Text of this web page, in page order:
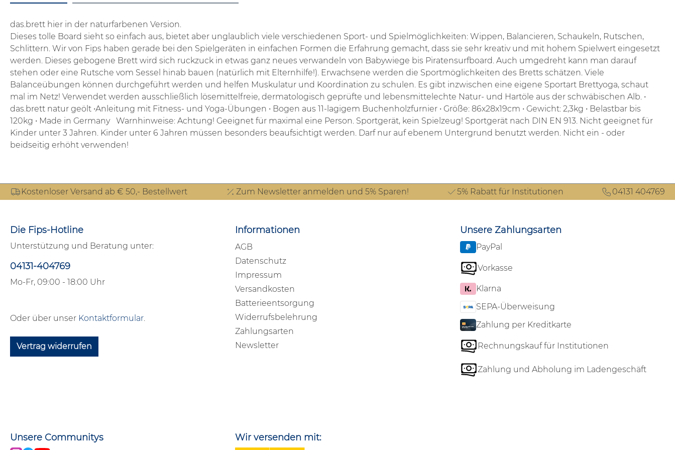
das.brett hier in der naturfarbenen Version.
Dieses tolle Board sieht so einfach aus, bietet aber unglaublich viele verschiedenen Sport- und Spielmöglichkeiten: Wippen, Balancieren, Schaukeln, Rutschen,
Schlittern. Wir von Fips haben gerade bei den Spielgeräten in einfachen Formen die Erfahrung gemacht, dass sie sehr kreativ und mit hohem Spielwert eingesetzt
werden. Dieses gebogene Brett wird sich ruckzuck in etwas ganz neues verwandeln von Babywiege bis Piratensurfboard. Auch umgedreht kann man darauf
stehen oder eine Rutsche vom Sessel hinab bauen (natürlich mit Elternhilfe!). Erwachsene werden die Sportmöglichkeiten des Bretts schätzen. Viele
Balanceübungen können durchgeführt werden und helfen Muskulatur und Koordination zu schulen. Es gibt inzwischen eine eigene Sportart Brettyoga, schaut
mal im Netz! Verwendet werden ausschließlich lösemittelfreie, dermatologisch geprüfte und lebensmittelechte Natur- und Hartöle aus der schwäbischen Alb. •
das.brett natur geölt •Anleitung mit Fitness- und Yoga-Übungen • Bogen aus 11-lagigem Buchenholzfurnier • Größe: 86x28x19cm • Gewicht: 2,3kg • Belastbar bis
120kg • Made in Germany Warnhinweise: Achtung! Geeignet für maximal eine Person. Sportgerät, kein Spielzeug! Sportgerät nach DIN EN 913. Nicht geeignet für
Kinder unter 3 Jahren. Kinder unter 6 Jahren müssen besonders beaufsichtigt werden. Darf nur auf ebenem Untergrund benutzt werden. Nicht ein - oder
beidseitig erhöht verwenden!
Kostenloser Versand ab € 50,- Bestellwert Zum Newsletter anmelden und 5% Sparen! 5% Rabatt für Institutionen 04131 404769
Die Fips-Hotline
Unterstützung und Beratung unter:
04131-404769
Mo-Fr, 09:00 - 18:00 Uhr
Oder über unser Kontaktformular.
Vertrag widerrufen
Informationen
AGB
Datenschutz
Impressum
Versandkosten
Batterieentsorgung
Widerrufsbelehrung
Zahlungsarten
Newsletter
Unsere Zahlungsarten
PayPal
Vorkasse
Klarna
SEPA-Überweisung
Zahlung per Kreditkarte
Rechnungskauf für Institutionen
Zahlung und Abholung im Ladengeschäft
Unsere Communitys Wir versenden mit: